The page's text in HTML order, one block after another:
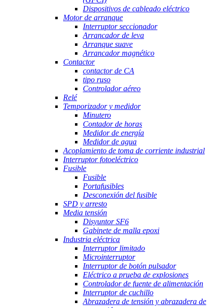
Dispositivos de cableado eléctrico
Motor de arranque
Interruptor seccionador
Arrancador de leva
Arranque suave
Arrancador magnético
Contactor
contactor de CA
tipo ruso
Controlador aéreo
Relé
Temporizador y medidor
Minutero
Contador de horas
Medidor de energía
Medidor de agua
Acoplamiento de toma de corriente industrial
Interruptor fotoeléctrico
Fusible
Fusible
Portafusibles
Desconexión del fusible
SPD y arresto
Media tensión
Disyuntor SF6
Gabinete de malla epoxi
Industria eléctrica
Interruptor limitado
Microinterruptor
Interruptor de botón pulsador
Eléctrico a prueba de explosiones
Controlador de fuente de alimentación
Interruptor de cuchillo
Abrazadera de tensión y abrazadera de